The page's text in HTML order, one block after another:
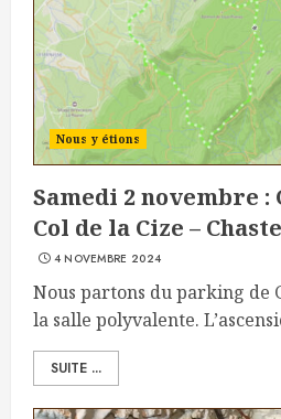
Nous y étions
Samedi 2 novembre
Col de la Cize –
4 NOVEMBRE 2024
Nous partons du parking de
la salle polyvalente.
SUITE ...